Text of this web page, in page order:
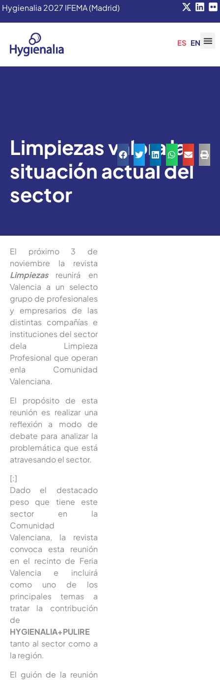
Hygienalia 2027 IFEMA (Madrid)
ES EN
Limpiezas valora la
situación actual del
sector
El próximo 3 de
noviembre la revista
Limpiezasreunirá en
Valencia a un selecto
grupo de profesionales
y empresarios de las
distintas compañías e
instituciones del sector
dela Limpieza
Profesional que operan
enla Comunidad
Valenciana.
El propósito de esta
reunión es realizar una
reflexión a modo de
debate para analizar la
problemática que está
atravesando el sector.
[:]
Dado el destacado
peso que tiene este
sector en la
Comunidad
Valenciana, la revista
convoca esta reunión
en el recinto de Feria
Valencia e incluirá
como uno de los
principales temas a
tratar la contribución
de
HYGIENALIA+PULIRE
tanto al sector como a
la región.
El guión de la reunión
noticia: